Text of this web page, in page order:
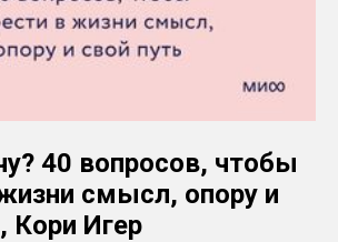
40 вопросов, чтобы
смысл, опору и
Кори Игер